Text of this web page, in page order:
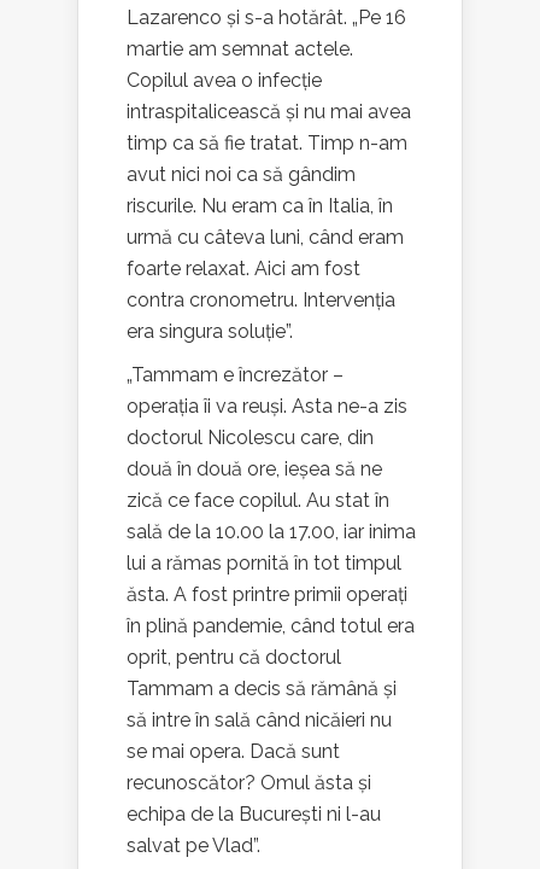
Lazarenco și s-a hotărât. „Pe 16
martie am semnat actele.
Copilul avea o infecție
intraspitalicească și nu mai avea
timp ca să fie tratat. Timp n-am
avut nici noi ca să gândim
riscurile. Nu eram ca în Italia, în
urmă cu câteva luni, când eram
foarte relaxat. Aici am fost
contra cronometru. Intervenția
era singura soluție”.
„Tammam e încrezător –
operația îi va reuși. Asta ne-a zis
doctorul Nicolescu care, din
două în două ore, ieșea să ne
zică ce face copilul. Au stat în
sală de la 10.00 la 17.00, iar inima
lui a rămas pornită în tot timpul
ăsta. A fost printre primii operați
în plină pandemie, când totul era
oprit, pentru că doctorul
Tammam a decis să rămână și
să intre în sală când nicăieri nu
se mai opera. Dacă sunt
recunoscător? Omul ăsta și
echipa de la București ni l-au
salvat pe Vlad”.